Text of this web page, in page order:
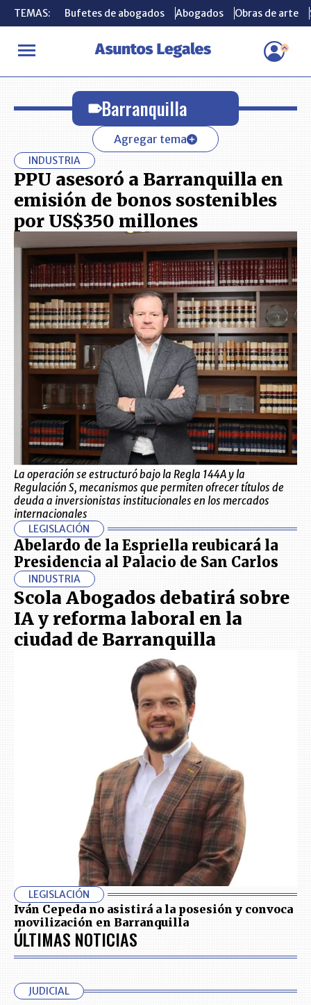
TEMAS: Bufetes de abogados Abogados Obras de arte
INICIO Barranquilla
TEMAS: Bufetes de abogados Abogados Obras de arte
Barranquilla
Agregar tema
INDUSTRIA
PPU asesoró a Barranquilla en
emisión de bonos sostenibles
por US$350 millones
La operación se estructuró bajo la Regla 144A y la
Regulación S, mecanismos que permiten ofrecer títulos de
deuda a inversionistas institucionales en los mercados
internacionales
LEGISLACIÓN
Abelardo de la Espriella reubicará la
Presidencia al Palacio de San Carlos
INDUSTRIA
Scola Abogados debatirá sobre
IA y reforma laboral en la
ciudad de Barranquilla
LEGISLACIÓN
Iván Cepeda no asistirá a la posesión y convoca
movilización en Barranquilla
ÚLTIMAS NOTICIAS
JUDICIAL